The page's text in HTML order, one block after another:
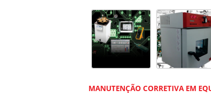
MANUTENÇÃO CORRETIVA EM